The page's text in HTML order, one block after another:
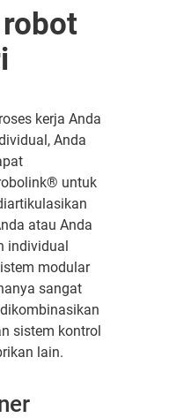
kerja Anda
Anda
untuk
atau Anda
individual
modular
sangat
sistem kontrol
lain.